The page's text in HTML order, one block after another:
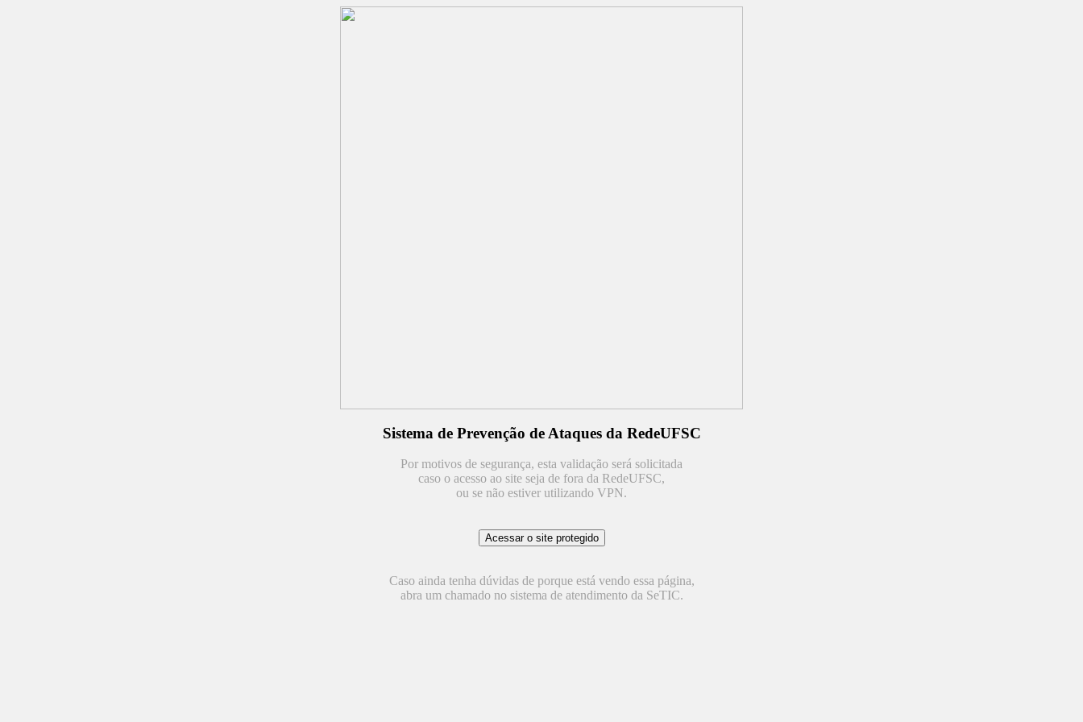
Sistema de Prevenção de Ataques da RedeUFSC
Por motivos de segurança, esta validação será solicitada
caso o acesso ao site seja de fora da RedeUFSC,
ou se não estiver utilizando VPN.
Caso ainda tenha dúvidas de porque está vendo essa página,
abra um chamado no sistema de atendimento da SeTIC.